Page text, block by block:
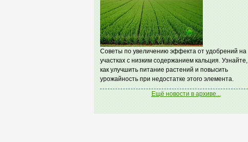
Советы по увеличению эффекта от удобрений на
участках с низким содержанием кальция. Узнайте,
как улучшить питание растений и повысить
урожайность при недостатке этого элемента.
Ещё новости в архиве...